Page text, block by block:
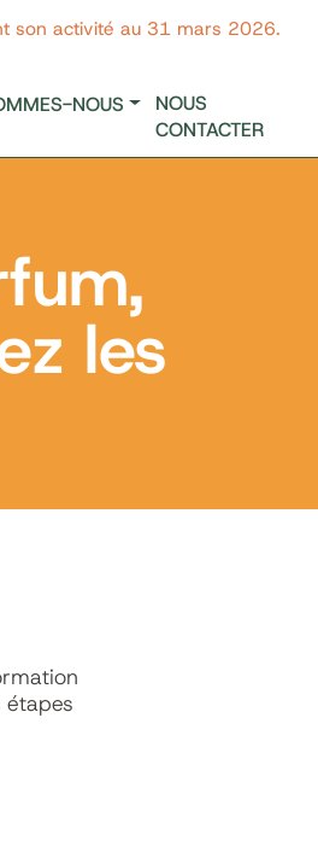
son activité au 31 mars 2026.
NOUS
NOUS
CONTACTER
les
étapes